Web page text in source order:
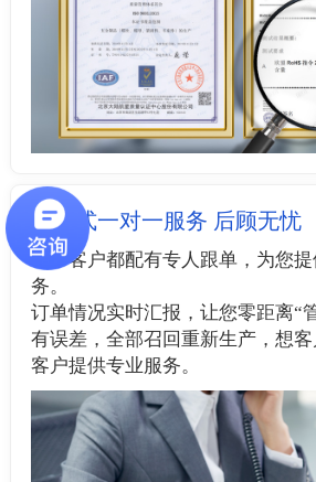
管家式一对一服务 后顾无忧
每个客户都配有专人跟单，为您
务。
订单情况实时汇报，让您零距离“
有误差，全部召回重新生产，想
客户提供专业服务。